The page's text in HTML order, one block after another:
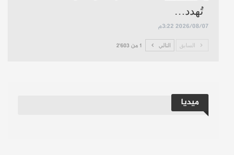
تُهدد…
2026/08/07 3:22م
السابق التالي 1 من 2٬603
ميديا